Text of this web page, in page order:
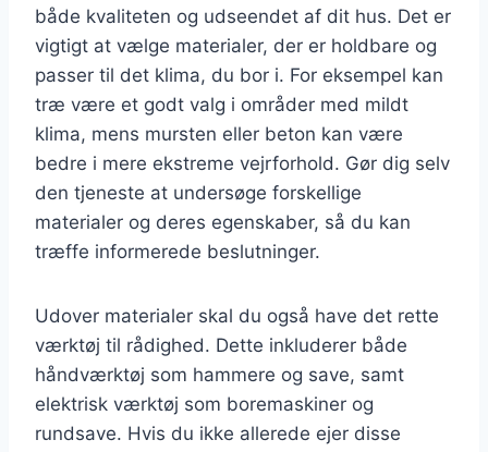
både kvaliteten og udseendet af dit hus. Det er
vigtigt at vælge materialer, der er holdbare og
passer til det klima, du bor i. For eksempel kan
træ være et godt valg i områder med mildt
klima, mens mursten eller beton kan være
bedre i mere ekstreme vejrforhold. Gør dig selv
den tjeneste at undersøge forskellige
materialer og deres egenskaber, så du kan
træffe informerede beslutninger.
Udover materialer skal du også have det rette
værktøj til rådighed. Dette inkluderer både
håndværktøj som hammere og save, samt
elektrisk værktøj som boremaskiner og
rundsave. Hvis du ikke allerede ejer disse